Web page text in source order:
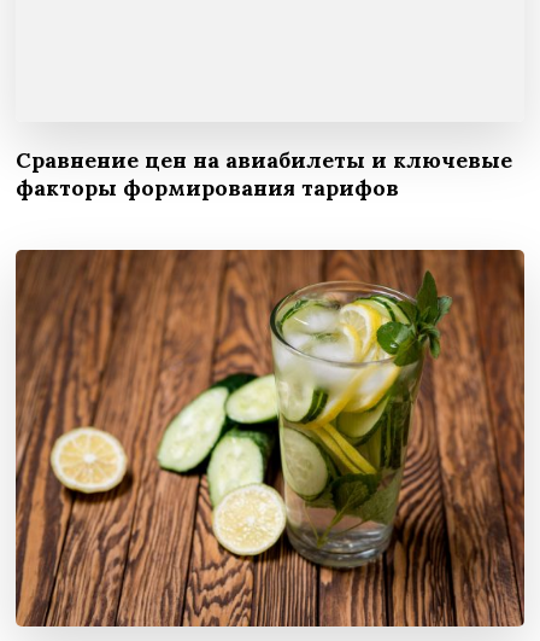
Сравнение цен на авиабилеты и ключевые
факторы формирования тарифов